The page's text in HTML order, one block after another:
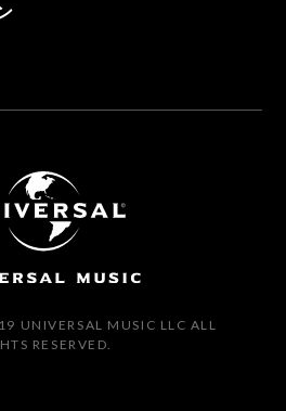
UNIVERSAL MUSIC LLC ALL
RESERVED.